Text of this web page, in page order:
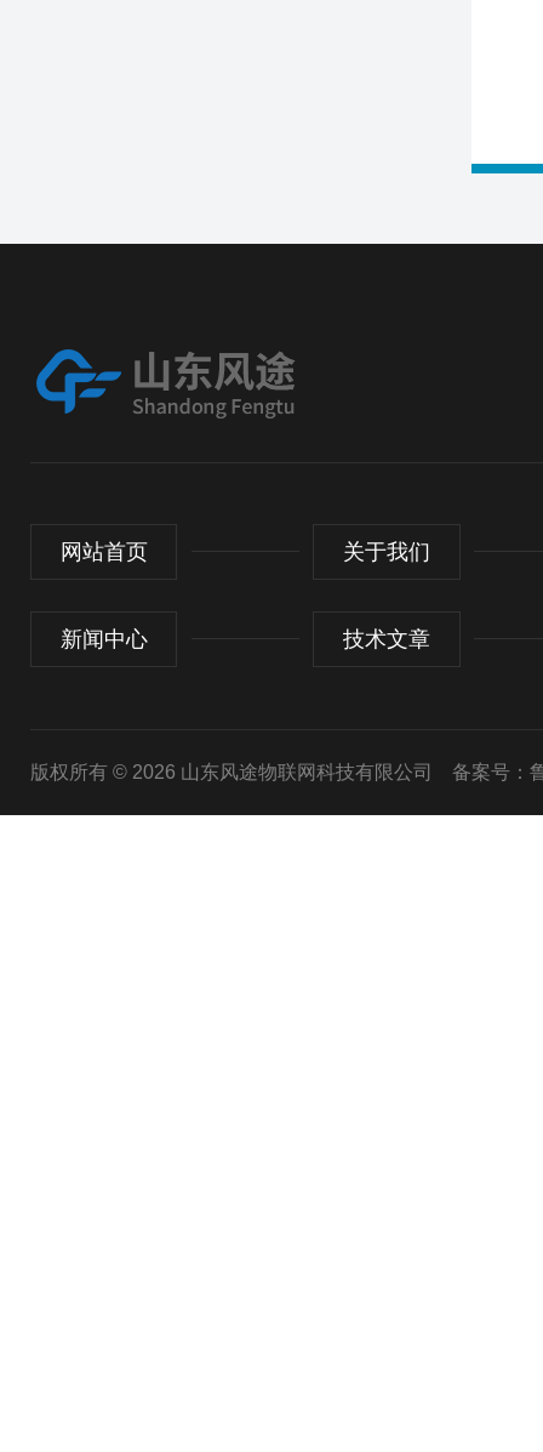
网站首页 关于我们
新闻中心 技术文章
版权所有 © 2026 山东风途物联网科技有限公司 备案号：